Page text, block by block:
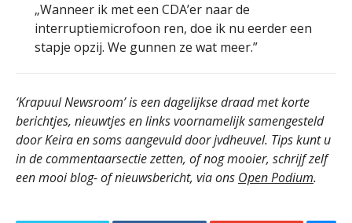
„Wanneer ik met een CDA’er naar de
interruptiemicrofoon ren, doe ik nu eerder een
stapje opzij. We gunnen ze wat meer.”
‘Krapuul Newsroom’ is een dagelijkse draad met korte
berichtjes, nieuwtjes en links voornamelijk samengesteld
door Keira en soms aangevuld door jvdheuvel. Tips kunt u
in de commentaarsectie zetten, of nog mooier, schrijf zelf
een mooi blog- of nieuwsbericht, via ons Open Podium.